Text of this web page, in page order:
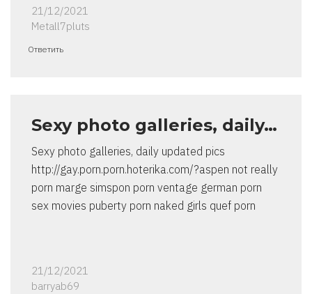
21/12/2021
Metall7pluts
Ответить
Sexy photo galleries, daily…
Sexy photo galleries, daily updated pics
http://gay.porn.porn.hoterika.com/?aspen not really
porn marge simspon porn ventage german porn
sex movies puberty porn naked girls quef porn
21/12/2021
barryab69